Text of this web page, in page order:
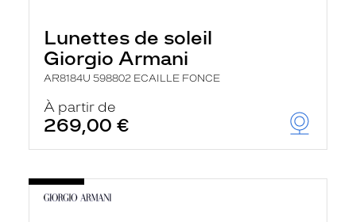
Lunettes de soleil
Giorgio Armani
AR8184U 598802 ECAILLE FONCE
À partir de
269,00 €